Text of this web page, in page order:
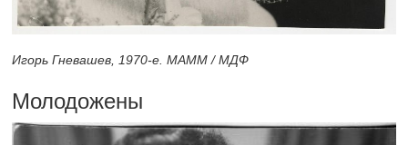
Игорь Гневашев, 1970-е. МАММ / МДФ
Молодожены